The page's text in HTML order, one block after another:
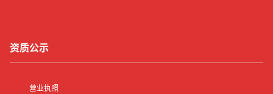
资质公示
营业执照